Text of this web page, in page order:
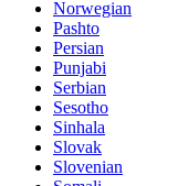
Norwegian
Pashto
Persian
Punjabi
Serbian
Sesotho
Sinhala
Slovak
Slovenian